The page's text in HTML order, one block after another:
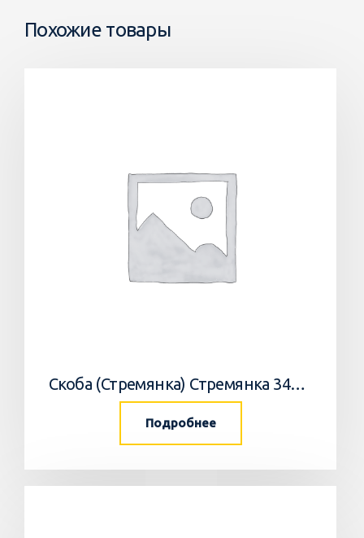
Похожие товары
Скоба (Стремянка) Стремянка 34033502 Horsch
Подробнее